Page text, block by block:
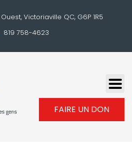
Victoriaville QC, G6P 1R5
819 758-4623
FAIRE UN DON